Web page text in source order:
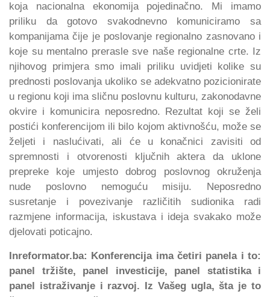
koja nacionalna ekonomija pojedinačno. Mi imamo
priliku da gotovo svakodnevno komuniciramo sa
kompanijama čije je poslovanje regionalno zasnovano i
koje su mentalno prerasle sve naše regionalne crte. Iz
njihovog primjera smo imali priliku uvidjeti kolike su
prednosti poslovanja ukoliko se adekvatno pozicionirate
u regionu koji ima sličnu poslovnu kulturu, zakonodavne
okvire i komunicira neposredno. Rezultat koji se želi
postići konferencijom ili bilo kojom aktivnošću, može se
željeti i naslućivati, ali će u konačnici zavisiti od
spremnosti i otvorenosti ključnih aktera da uklone
prepreke koje umjesto dobrog poslovnog okruženja
nude poslovno nemoguću misiju. Neposredno
susretanje i povezivanje različitih sudionika radi
razmjene informacija, iskustava i ideja svakako može
djelovati poticajno.
Inreformator.ba: Konferencija ima četiri panela i to:
panel tržište, panel investicije, panel statistika i
panel istraživanje i razvoj. Iz Vašeg ugla, šta je to